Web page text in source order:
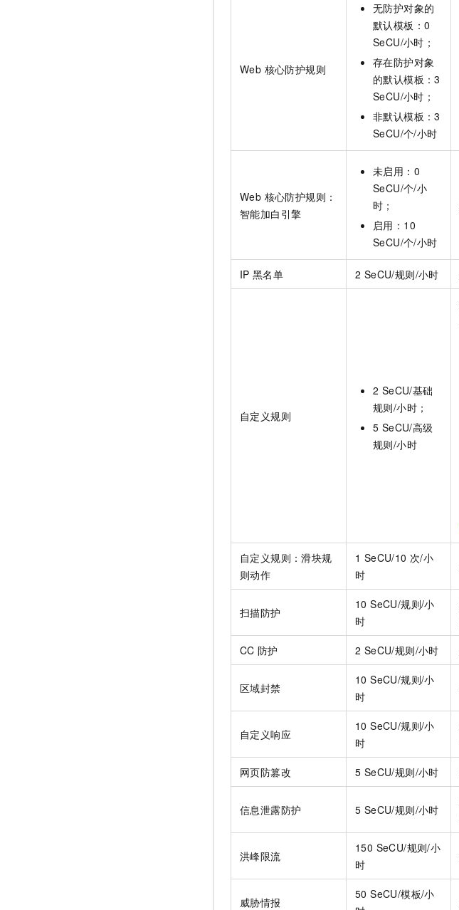
Web 核心防护规则
无防护对象的
默认模板：0
SeCU/小时；
存在防护对象
的默认模板：3
SeCU/小时；
非默认模板：3
SeCU/个/小时
Web 核心防护规则：
智能加白引擎
未启用：0
SeCU/个/小
时；
启用：10
SeCU/个/小时
IP 黑名单 2 SeCU/规则/小时
自定义规则
2 SeCU/基础
规则/小时；
5 SeCU/高级
规则/小时
自定义规则：滑块规
则动作
1 SeCU/10 次/小
时
扫描防护
10 SeCU/规则/小
时
CC 防护 2 SeCU/规则/小时
区域封禁
10 SeCU/规则/小
时
自定义响应
10 SeCU/规则/小
时
网页防篡改 5 SeCU/规则/小时
信息泄露防护 5 SeCU/规则/小时
洪峰限流
150 SeCU/规则/小
时
威胁情报
50 SeCU/模板/小